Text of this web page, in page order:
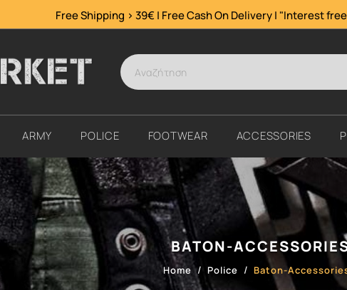
Free Shipping > 39€ | Free Cash On Delivery | "Interest
ARMY POLICE FOOTWEAR ACCESSORIES
BATON-
Home Police Baton-